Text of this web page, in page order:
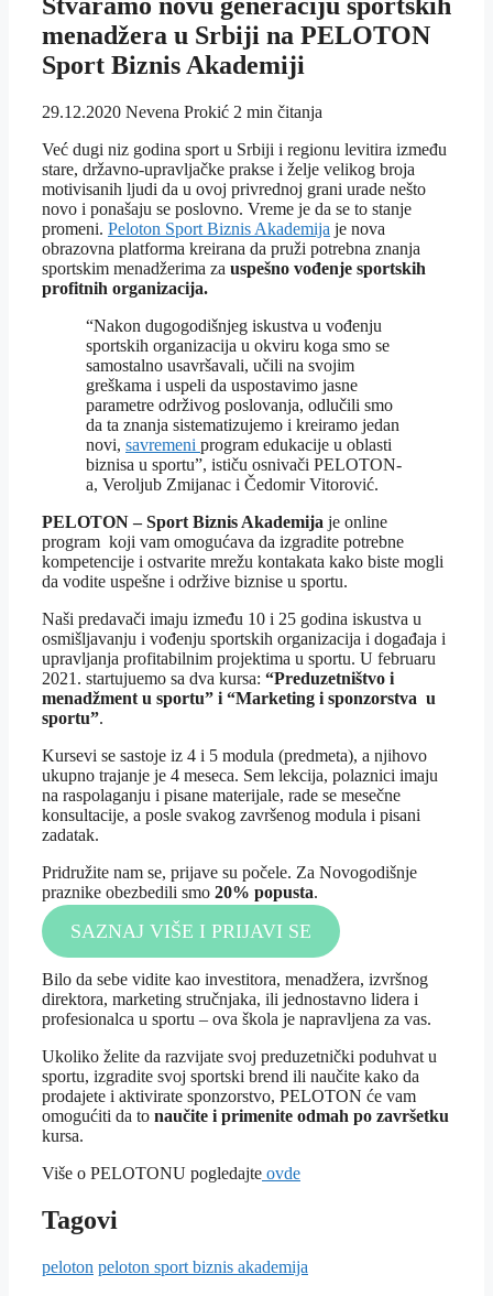
menadžera u Srbiji na PELOTON
Sport Biznis Akademiji
29.12.2020 Nevena Prokić 2 min čitanja
Već dugi niz godina sport u Srbiji i regionu levitira između
stare, državno-upravljačke prakse i želje velikog broja
motivisanih ljudi da u ovoj privrednoj grani urade nešto
novo i ponašaju se poslovno. Vreme je da se to stanje
promeni. Peloton Sport Biznis Akademija je nova
obrazovna platforma kreirana da pruži potrebna znanja
sportskim menadžerima za uspešno vođenje sportskih
profitnih organizacija.
“Nakon dugogodišnjeg iskustva u vođenju
sportskih organizacija u okviru koga smo se
samostalno usavršavali, učili na svojim
greškama i uspeli da uspostavimo jasne
parametre održivog poslovanja, odlučili smo
da ta znanja sistematizujemo i kreiramo jedan
novi, savremeni program edukacije u oblasti
biznisa u sportu”, ističu osnivači PELOTON-
a, Veroljub Zmijanac i Čedomir Vitorović.
PELOTON – Sport Biznis Akademija je online
program koji vam omogućava da izgradite potrebne
kompetencije i ostvarite mrežu kontakata kako biste mogli
da vodite uspešne i održive biznise u sportu.
Naši predavači imaju između 10 i 25 godina iskustva u
osmišljavanju i vođenju sportskih organizacija i događaja i
upravljanja profitabilnim projektima u sportu. U februaru
2021. startujuemo sa dva kursa: “Preduzetništvo i
menadžment u sportu” i “Marketing i sponzorstva u
sportu”.
Kursevi se sastoje iz 4 i 5 modula (predmeta), a njihovo
ukupno trajanje je 4 meseca. Sem lekcija, polaznici imaju
na raspolaganju i pisane materijale, rade se mesečne
konsultacije, a posle svakog završenog modula i pisani
zadatak.
Pridružite nam se, prijave su počele. Za Novogodišnje
praznike obezbedili smo 20% popusta.
SAZNAJ VIŠE I PRIJAVI SE
Bilo da sebe vidite kao investitora, menadžera, izvršnog
direktora, marketing stručnjaka, ili jednostavno lidera i
profesionalca u sportu – ova škola je napravljena za vas.
Ukoliko želite da razvijate svoj preduzetnički poduhvat u
sportu, izgradite svoj sportski brend ili naučite kako da
prodajete i aktivirate sponzorstvo, PELOTON će vam
omogućiti da to naučite i primenite odmah po završetku
kursa.
Više o PELOTONU pogledajte ovde
Tagovi
peloton peloton sport biznis akademija